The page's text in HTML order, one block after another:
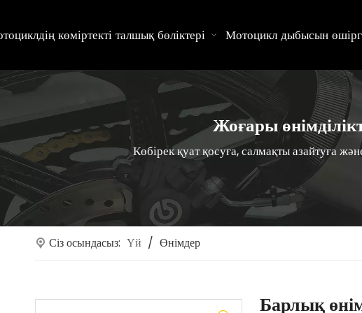
Мотоцикл дыбысын
көміртекті талшық бөліктері
Жоғары
Көбірек қуат қосуға, салмақты азайтуға
Сіз осындасыз: Үй / Өнімдер
Барлық